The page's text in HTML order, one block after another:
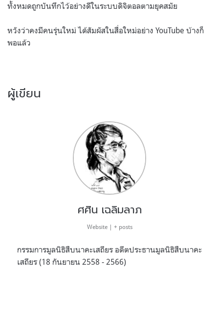
ทั้งหมดถูกบันทึกไว้อย่างดีในระบบดิจิตอลตามยุคสมัย
หวังว่าคงมีคนรุ่นใหม่ ได้สัมผัสในสื่อใหม่อย่าง YouTube บ้างก็
พอแล้ว
ผู้เขียน
ศศิน เฉลิมลาภ
Website | + posts
กรรมการมูลนิธิสืบนาคะเสถียร อดีตประธานมูลนิธิสืบนาคะ
เสถียร (18 กันยายน 2558 - 2566)